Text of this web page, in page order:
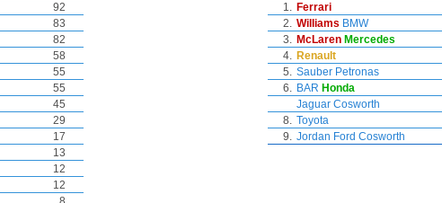
92
83
82
58
55
55
45
29
17
13
12
12
1. Ferrari
2. Williams BMW
3. McLaren Mercedes
4. Renault
5. Sauber Petronas
6. BAR Honda
Jaguar Cosworth
8. Toyota
9. Jordan Ford Cosworth